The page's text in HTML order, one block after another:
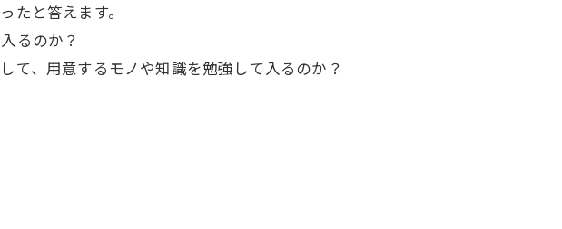
たと答えます。
るのか？
て、用意するモノや知識を勉強して入るのか？